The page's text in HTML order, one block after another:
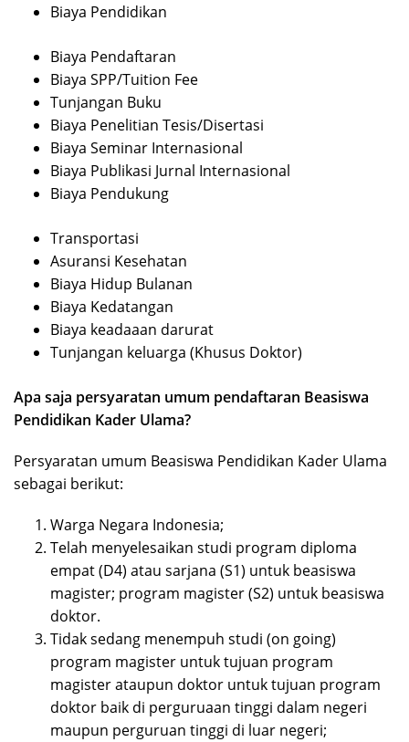
Biaya Pendidikan
Biaya Pendaftaran
Biaya SPP/Tuition Fee
Tunjangan Buku
Biaya Penelitian Tesis/Disertasi
Biaya Seminar Internasional
Biaya Publikasi Jurnal Internasional
Biaya Pendukung
Transportasi
Asuransi Kesehatan
Biaya Hidup Bulanan
Biaya Kedatangan
Biaya keadaaan darurat
Tunjangan keluarga (Khusus Doktor)
Apa saja persyaratan umum pendaftaran Beasiswa
Pendidikan Kader Ulama?
Persyaratan umum Beasiswa Pendidikan Kader Ulama
sebagai berikut:
Warga Negara Indonesia;
Telah menyelesaikan studi program diploma
empat (D4) atau sarjana (S1) untuk beasiswa
magister; program magister (S2) untuk beasiswa
doktor.
Tidak sedang menempuh studi (on going)
program magister untuk tujuan program
magister ataupun doktor untuk tujuan program
doktor baik di perguruaan tinggi dalam negeri
maupun perguruan tinggi di luar negeri;